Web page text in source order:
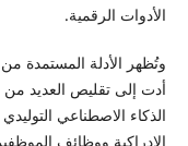
الأدوات الرقمية.
وتُظهر الأدلة المستمدة
أدت إلى تقليص العديد من
الذكاء الاصطناعي
الإدراكية ووظائف